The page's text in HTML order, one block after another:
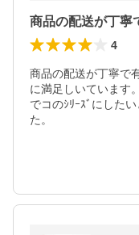
4
商品の配送が丁寧で
に満足しいています
でコのｼﾘｰｽﾞにした
た。